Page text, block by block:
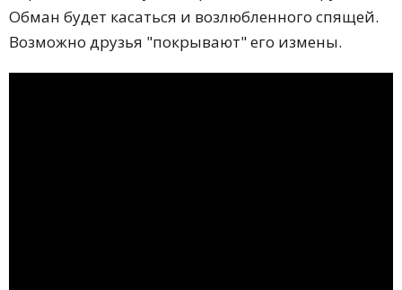
Обман будет касаться и возлюбленного спящей.
Возможно друзья "покрывают" его измены.